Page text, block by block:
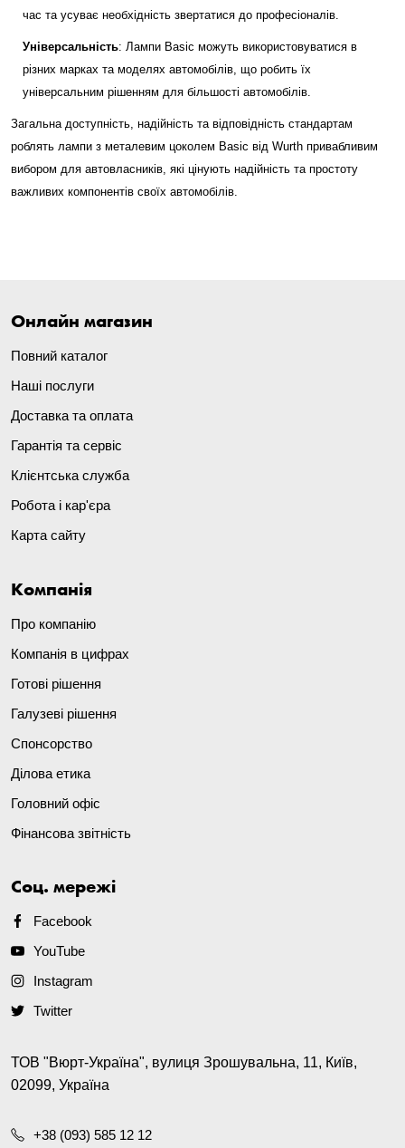
час та усуває необхідність звертатися до професіоналів.
Універсальність: Лампи Basic можуть використовуватися в
різних марках та моделях автомобілів, що робить їх
універсальним рішенням для більшості автомобілів.
Загальна доступність, надійність та відповідність стандартам
роблять лампи з металевим цоколем Basic від Wurth привабливим
вибором для автовласників, які цінують надійність та простоту
важливих компонентів своїх автомобілів.
Онлайн магазин
Повний каталог
Наші послуги
Доставка та оплата
Гарантія та сервіс
Клієнтська служба
Робота і кар'єра
Карта сайту
Компанія
Про компанію
Компанія в цифрах
Готові рішення
Галузеві рішення
Спонсорство
Ділова етика
Головний офіс
Фінансова звітність
Соц. мережі
Facebook
YouTube
Instagram
Twitter
ТОВ "Вюрт-Україна", вулиця Зрошувальна, 11, Київ,
02099, Україна
+38 (093) 585 12 12